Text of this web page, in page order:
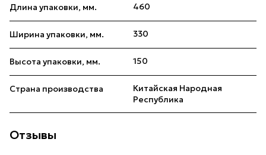
Длина упаковки, мм. 460
Ширина упаковки, мм. 330
Высота упаковки, мм. 150
Страна производства
Китайская Народная
Республика
Отзывы